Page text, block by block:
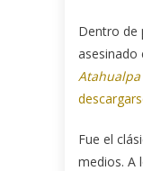
Dentro de
asesinado
Atahualpa
Fue el
medios. A